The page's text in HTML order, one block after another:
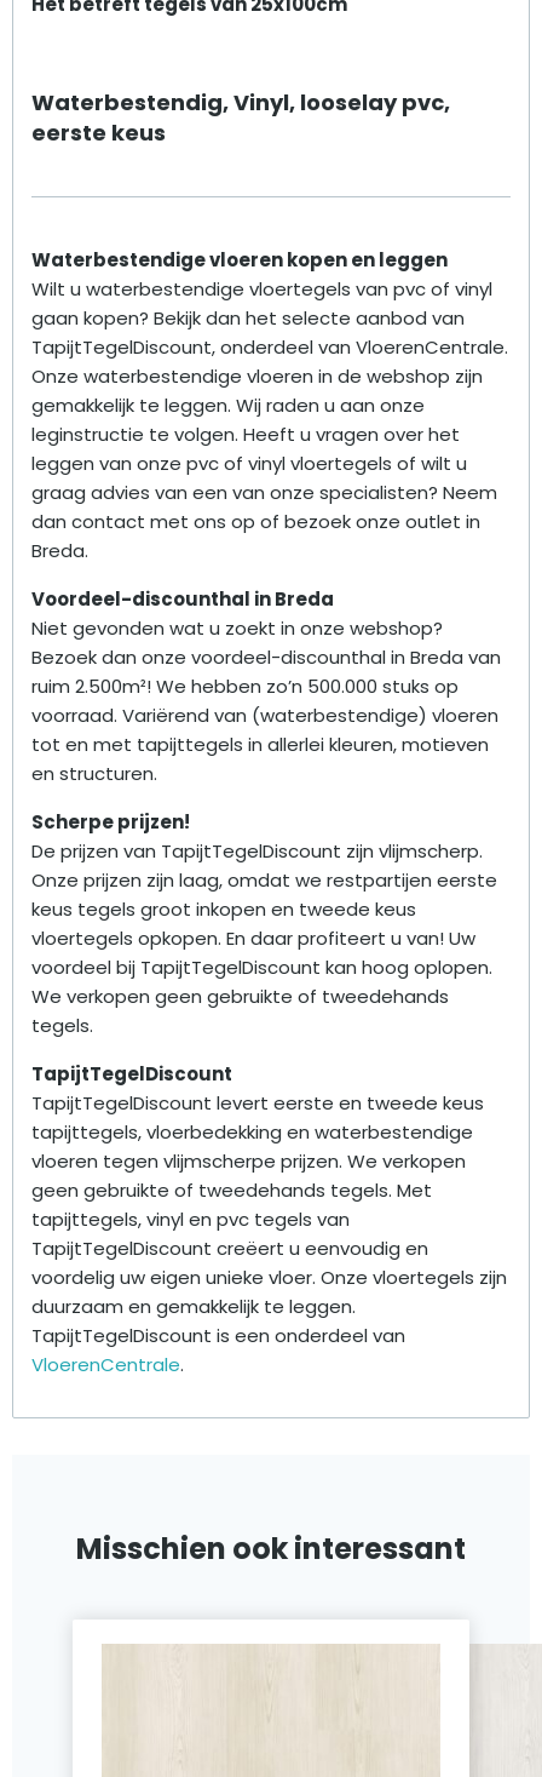
Waterbestendig, Vinyl, looselay pvc,
eerste keus
Waterbestendige vloeren kopen en leggen
Wilt u waterbestendige vloertegels van pvc of vinyl
gaan kopen? Bekijk dan het selecte aanbod van
TapijtTegelDiscount, onderdeel van VloerenCentrale.
Onze waterbestendige vloeren in de webshop zijn
gemakkelijk te leggen. Wij raden u aan onze
leginstructie te volgen. Heeft u vragen over het
leggen van onze pvc of vinyl vloertegels of wilt u
graag advies van een van onze specialisten? Neem
dan contact met ons op of bezoek onze outlet in
Breda.
Voordeel-discounthal in Breda
Niet gevonden wat u zoekt in onze webshop?
Bezoek dan onze voordeel-discounthal in Breda van
ruim 2.500m²! We hebben zo’n 500.000 stuks op
voorraad. Variërend van (waterbestendige) vloeren
tot en met tapijttegels in allerlei kleuren, motieven
en structuren.
Scherpe prijzen!
De prijzen van TapijtTegelDiscount zijn vlijmscherp.
Onze prijzen zijn laag, omdat we restpartijen eerste
keus tegels groot inkopen en tweede keus
vloertegels opkopen. En daar profiteert u van! Uw
voordeel bij TapijtTegelDiscount kan hoog oplopen.
We verkopen geen gebruikte of tweedehands
tegels.
TapijtTegelDiscount
TapijtTegelDiscount levert eerste en tweede keus
tapijttegels, vloerbedekking en waterbestendige
vloeren tegen vlijmscherpe prijzen. We verkopen
geen gebruikte of tweedehands tegels. Met
tapijttegels, vinyl en pvc tegels van
TapijtTegelDiscount creëert u eenvoudig en
voordelig uw eigen unieke vloer. Onze vloertegels zijn
duurzaam en gemakkelijk te leggen.
TapijtTegelDiscount is een onderdeel van
VloerenCentrale.
Misschien ook interessant